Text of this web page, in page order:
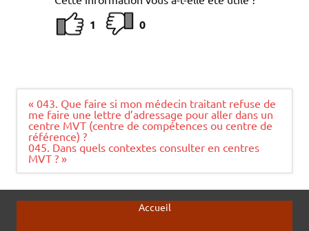
1 0
Navigation
de
l’article
« 043. Que faire si mon médecin traitant refuse de
me faire une lettre d’adressage pour aller dans un
centre MVT (centre de compétences ou centre de
référence) ?
045. Dans quels contextes consulter en centres
MVT ? »
Accueil